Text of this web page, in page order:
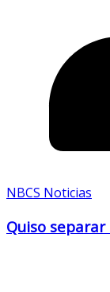
NBCS Noticias
Quiso